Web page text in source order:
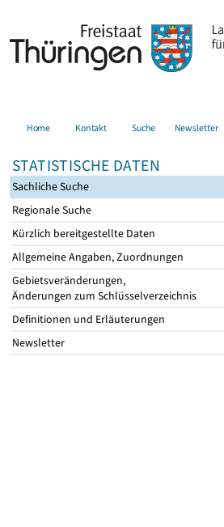
Home Kontakt Suche Newsletter
STATISTISCHE DATEN
Sachliche Suche
Regionale Suche
Kürzlich bereitgestellte Daten
Allgemeine Angaben, Zuordnungen
Gebietsveränderungen,
Änderungen zum Schlüsselverzeichnis
Definitionen und Erläuterungen
Newsletter